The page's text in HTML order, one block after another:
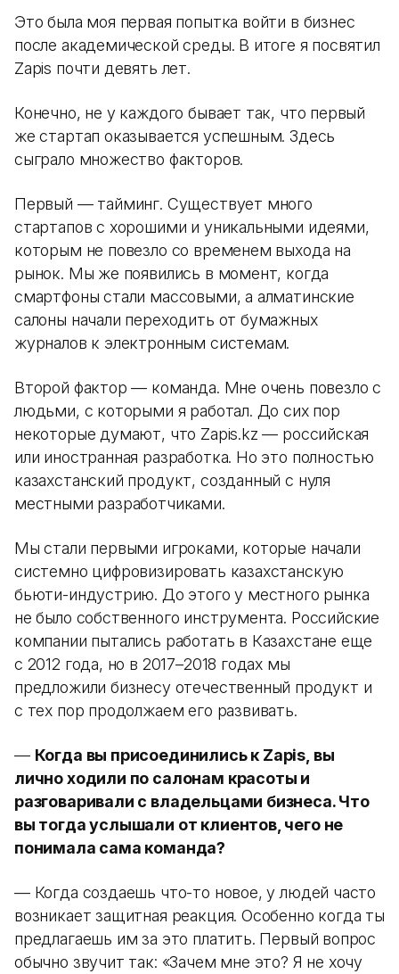
Это была моя первая попытка войти в бизнес
после академической среды. В итоге я посвятил
Zapis почти девять лет.
Конечно, не у каждого бывает так, что первый
же стартап оказывается успешным. Здесь
сыграло множество факторов.
Первый — тайминг. Существует много
стартапов с хорошими и уникальными идеями,
которым не повезло со временем выхода на
рынок. Мы же появились в момент, когда
смартфоны стали массовыми, а алматинские
салоны начали переходить от бумажных
журналов к электронным системам.
Второй фактор — команда. Мне очень повезло с
людьми, с которыми я работал. До сих пор
некоторые думают, что Zapis.kz — российская
или иностранная разработка. Но это полностью
казахстанский продукт, созданный с нуля
местными разработчиками.
Мы стали первыми игроками, которые начали
системно цифровизировать казахстанскую
бьюти-индустрию. До этого у местного рынка
не было собственного инструмента. Российские
компании пытались работать в Казахстане еще
с 2012 года, но в 2017–2018 годах мы
предложили бизнесу отечественный продукт и
с тех пор продолжаем его развивать.
— Когда вы присоединились к Zapis, вы
лично ходили по салонам красоты и
разговаривали с владельцами бизнеса. Что
вы тогда услышали от клиентов, чего не
понимала сама команда?
— Когда создаешь что-то новое, у людей часто
возникает защитная реакция. Особенно когда ты
предлагаешь им за это платить. Первый вопрос
обычно звучит так: «Зачем мне это? Я не хочу